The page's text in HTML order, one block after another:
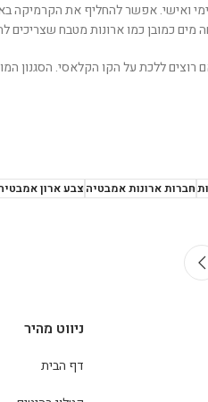
ואישי. אפשר להחליף את הקרמיקה
כמובן כמו ארונות מטבח שצריכים
רוצים ללכת על הקו הקלאסי. הסגנון
חברות ארונות אמבטיהצבע ארון
ניווט מהיר
דף הבית